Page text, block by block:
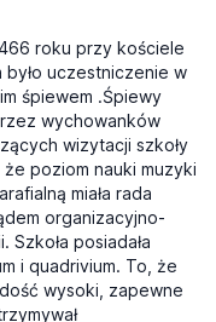
roku przy kościele
uczestniczenie w
śpiewem .Śpiewy
wychowanków
wizytacji szkoły
poziom nauki muzyki
miała rada
organizacyjno-
posiadała
i quadrivium. To, że
wysoki, zapewne